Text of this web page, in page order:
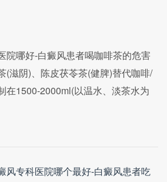
院哪好-白癜风患者喝咖啡茶的危害
滋阴)、陈皮茯苓茶(健脾)替代咖啡/
在1500-2000ml(以温水、淡茶水为
风专科医院哪个最好-白癜风患者吃